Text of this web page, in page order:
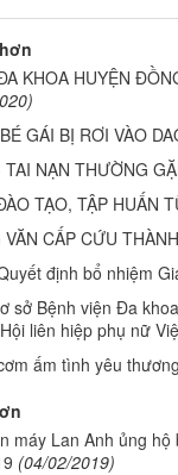
KHOA HUYỆN
GÁI BỊ RƠI VÀO
TAI NẠN THƯỜNG
TẠO, TẬP HUẤN
CẤP CỨU
định bổ nhiệm
sở Bệnh viện Đa
liên hiệp phụ nữ
ấm tình yêu
máy Lan Anh ủng
(04/02/2019)